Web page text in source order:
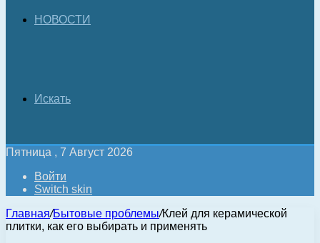
НОВОСТИ
Искать
Пятница , 7 Август 2026
Войти
Switch skin
Главная/Бытовые проблемы/Клей для керамической
плитки, как его выбирать и применять